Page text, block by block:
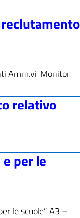
Amm.vi Monitor
relativo
per le
le scuole” A3 –